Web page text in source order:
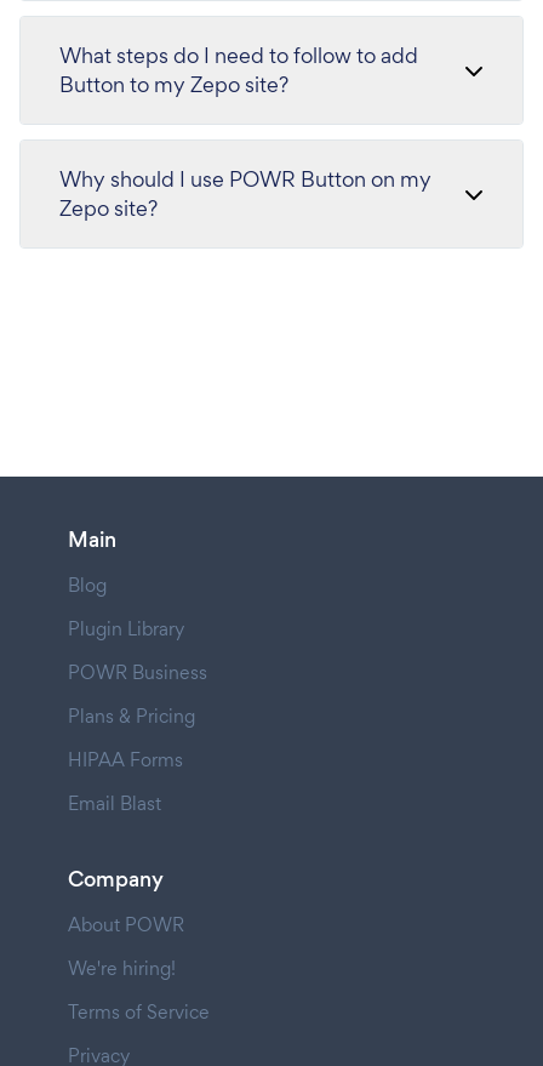
What steps do I need to follow to add
Button to my Zepo site?
Why should I use POWR Button on my
Zepo site?
Main
Blog
Plugin Library
POWR Business
Plans & Pricing
HIPAA Forms
Email Blast
Company
About POWR
We're hiring!
Terms of Service
Privacy